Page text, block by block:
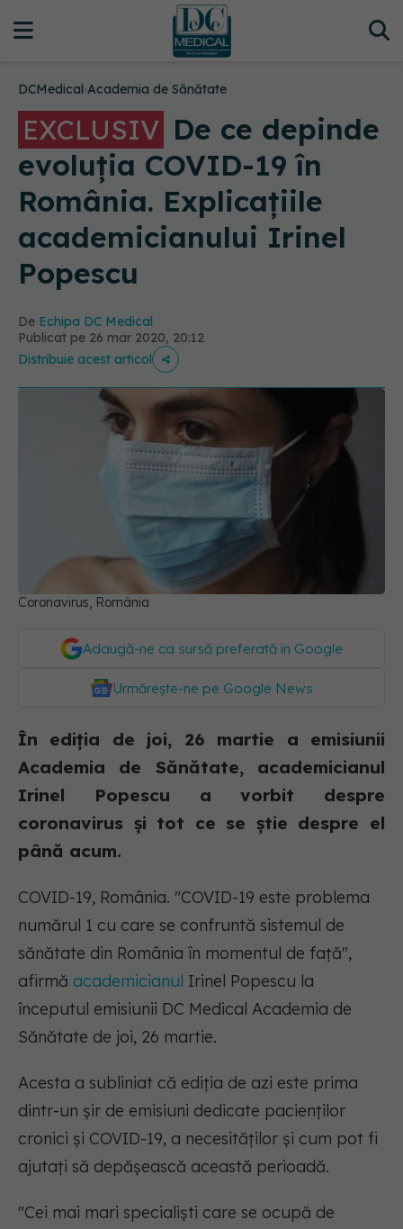
DCMedical›Academia de Sănătate
EXCLUSIV De ce depinde
evoluția COVID-19 în
România. Explicațiile
academicianului Irinel
Popescu
De Echipa DC Medical
Publicat pe 26 mar 2020, 20:12
Distribuie acest articol
Coronavirus, România
Adaugă-ne ca sursă preferată în Google
Urmărește-ne pe Google News
În ediția de joi, 26 martie a emisiunii
Academia de Sănătate, academicianul
Irinel Popescu a vorbit despre
coronavirus și tot ce se știe despre el
până acum.
COVID-19, România. "COVID-19 este problema
numărul 1 cu care se confruntă sistemul de
sănătate din România în momentul de față",
afirmă academicianul Irinel Popescu la
începutul emisiunii DC Medical Academia de
Sănătate de joi, 26 martie.
Acesta a subliniat că ediția de azi este prima
dintr-un șir de emisiuni dedicate pacienților
cronici și COVID-19, a necesităților și cum pot fi
ajutați să depășească această perioadă.
"Cei mai mari specialiști care se ocupă de